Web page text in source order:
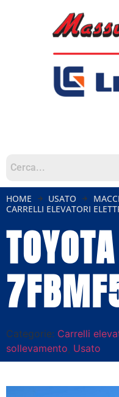
HOME USATO
CARRELLI ELEVATORI
TOYOTA
Categorie: Carrelli
sollevamento, Usato